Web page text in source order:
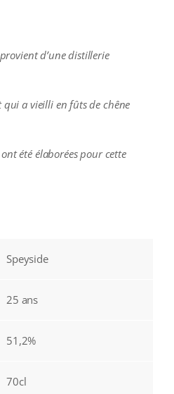
d’une distillerie
qui a vieilli en fûts de chêne
été élaborées pour cette
Speyside
25 ans
51,2%
70cl